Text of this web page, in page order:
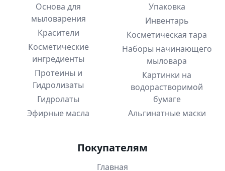
Основа для
мыловарения
Красители
Косметические
ингредиенты
Протеины и
Гидролизаты
Гидролаты
Эфирные масла
Упаковка
Инвентарь
Косметическая тара
Наборы начинающего
мыловара
Картинки на
водорастворимой
бумаге
Альгинатные маски
Покупателям
Главная